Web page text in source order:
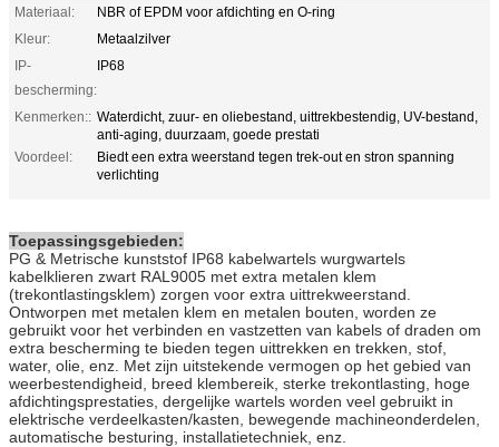
Materiaal:
NBR of EPDM voor afdichting en O-ring
Kleur:
Metaalzilver
IP-
bescherming:
IP68
Kenmerken:: Waterdicht, zuur- en oliebestand, uittrekbestendig, UV-bestand,
anti-aging, duurzaam, goede prestati
Voordeel:
Biedt een extra weerstand tegen trek-out en stron spanning
verlichting
Toepassingsgebieden:
PG & Metrische kunststof IP68 kabelwartels wurgwartels
kabelklieren zwart RAL9005 met extra metalen klem
(trekontlastingsklem) zorgen voor extra uittrekweerstand.
Ontworpen met metalen klem en metalen bouten, worden ze
gebruikt voor het verbinden en vastzetten van kabels of draden om
extra bescherming te bieden tegen uittrekken en trekken, stof,
water, olie, enz. Met zijn uitstekende vermogen op het gebied van
weerbestendigheid, breed klembereik, sterke trekontlasting, hoge
afdichtingsprestaties, dergelijke wartels worden veel gebruikt in
elektrische verdeelkasten/kasten, bewegende machineonderdelen,
automatische besturing, installatietechniek, enz.